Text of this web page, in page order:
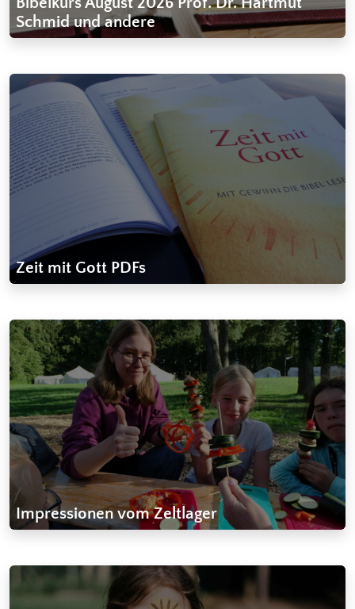
Schmid und andere
Zeit mit Gott PDFs
Impressionen vom Zeltlager